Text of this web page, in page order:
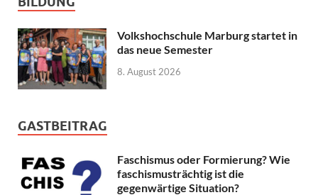
Volkshochschule Marburg startet in
das neue Semester
8. August 2026
GASTBEITRAG
Faschismus oder Formierung? Wie
faschismusträchtig ist die
gegenwärtige Situation?